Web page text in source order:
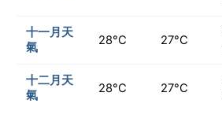
十一月天
氣
28°C 27°C
十二月天
氣
28°C 27°C